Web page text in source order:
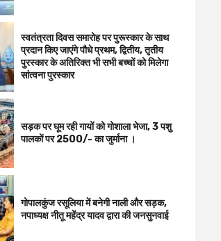
स्वतंत्रता दिवस समारोह पर पुरूस्‍कार के साथ
प्रदान किए जाएंगे पौधे प्रथम, द्वितीय, तृतीय
पुरस्कार के अतिरिक्त भी सभी बच्चों को मिलेगा
सांत्वना पुरस्कार
सड़क पर घूम रही गायों को गोशाला भेजा, 3 पशु
पालकों पर 2500/- का जुर्माना ।
गोपालकुंज रसूलिया में बनेगी नाली और सड़क,
नपाध्यक्ष नीतू महेंद्र यादव द्वारा की जनसुनवाई